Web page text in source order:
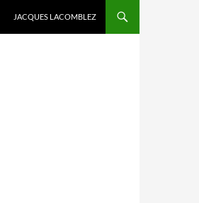
JACQUES LACOMBLEZ